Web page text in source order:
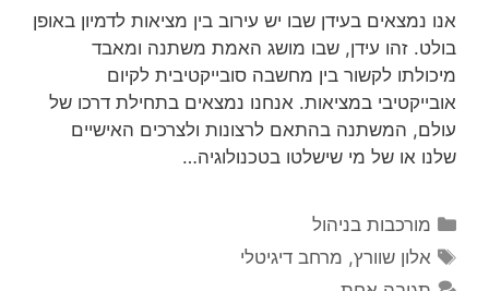
אנו נמצאים בעידן שבו יש עירוב בין מציאות לדמיון באופן
בולט. זהו עידן, שבו מושג האמת משתנה ומאבד
מיכולתו לקשור בין מחשבה סובייקטיבית לקיום
אובייקטיבי במציאות. אנחנו נמצאים בתחילת דרכו של
עולם, המשתנה בהתאם לרצונות ולצרכים האישיים
שלנו או של מי שישלטו בטכנולוגיה…
קטגוריות
מורכבות בניהול
תגיות
אלון שוורץ, מרחב דיגיטלי